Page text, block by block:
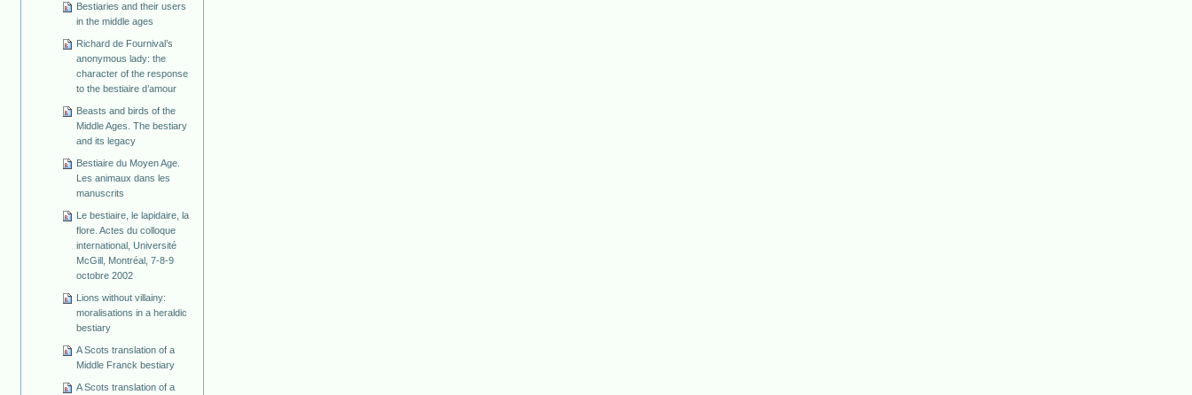
Bestiaries and their users
in the middle ages
Richard de Fournival’s
anonymous lady: the
character of the response
to the bestiaire d’amour
Beasts and birds of the
Middle Ages. The bestiary
and its legacy
Bestiaire du Moyen Age.
Les animaux dans les
manuscrits
Le bestiaire, le lapidaire, la
flore. Actes du colloque
international, Université
McGill, Montréal, 7-8-9
octobre 2002
Lions without villainy:
moralisations in a heraldic
bestiary
A Scots translation of a
Middle Franck bestiary
A Scots translation of a